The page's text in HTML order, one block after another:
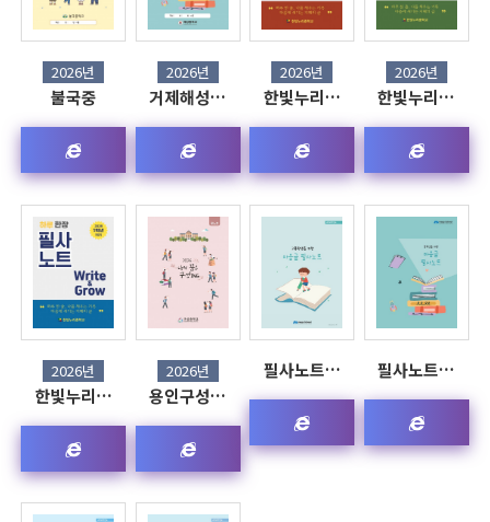
2026년
불국중
2026년
거제해성…
2026년
한빛누리…
2026년
한빛누리…
2026년
한빛누리…
2026년
용인구성…
필사노트… 필사노트…